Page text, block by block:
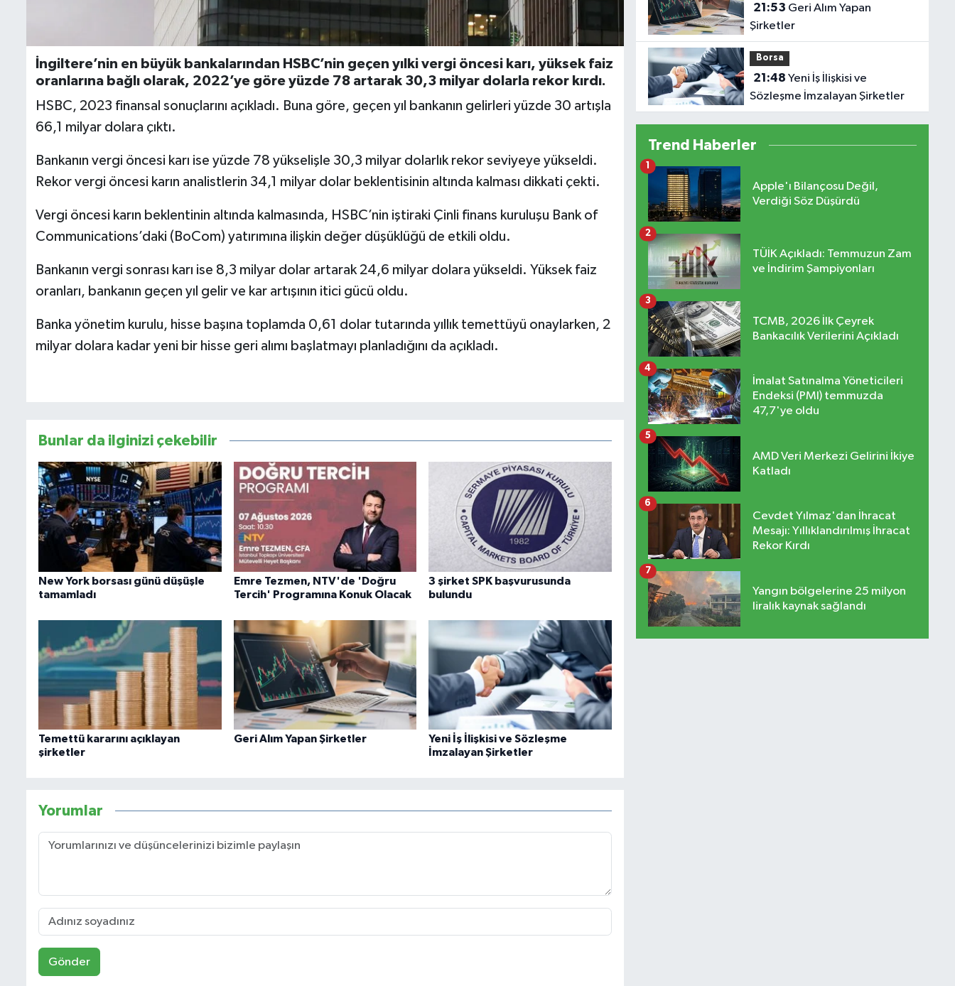
İngiltere’nin en büyük bankalarından HSBC’nin geçen yılki vergi öncesi karı, yüksek faiz
oranlarına bağlı olarak, 2022’ye göre yüzde 78 artarak 30,3 milyar dolarla rekor kırdı.
HSBC, 2023 finansal sonuçlarını açıkladı. Buna göre, geçen yıl bankanın gelirleri yüzde 30 artışla
66,1 milyar dolara çıktı.
Bankanın vergi öncesi karı ise yüzde 78 yükselişle 30,3 milyar dolarlık rekor seviyeye yükseldi.
Rekor vergi öncesi karın analistlerin 34,1 milyar dolar beklentisinin altında kalması dikkati çekti.
Vergi öncesi karın beklentinin altında kalmasında, HSBC’nin iştiraki Çinli finans kuruluşu Bank of
Communications’daki (BoCom) yatırımına ilişkin değer düşüklüğü de etkili oldu.
Bankanın vergi sonrası karı ise 8,3 milyar dolar artarak 24,6 milyar dolara yükseldi. Yüksek faiz
oranları, bankanın geçen yıl gelir ve kar artışının itici gücü oldu.
Banka yönetim kurulu, hisse başına toplamda 0,61 dolar tutarında yıllık temettüyü onaylarken, 2
milyar dolara kadar yeni bir hisse geri alımı başlatmayı planladığını da açıkladı.
Bunlar da ilginizi çekebilir
New York borsası günü düşüşle
tamamladı
Emre Tezmen, NTV'de 'Doğru
Tercih' Programına Konuk Olacak
3 şirket SPK başvurusunda
bulundu
Temettü kararını açıklayan
şirketler
Geri Alım Yapan Şirketler
Yeni İş İlişkisi ve Sözleşme
İmzalayan Şirketler
Yorumlar
Gönder
21:53
Şirketler
Borsa
21:48
Sözleşme İmzalayan Şirketler
Trend Haberler
Apple'ı Bilançosu Değil,
Verdiği Söz Düşürdü
1
TÜİK Açıkladı: Temmuzun Zam
ve İndirim Şampiyonları
2
TCMB, 2026 İlk Çeyrek
Bankacılık Verilerini Açıkladı
3
İmalat Satınalma Yöneticileri
Endeksi (PMI) temmuzda
47,7'ye oldu
4
AMD Veri Merkezi Gelirini İkiye
Katladı
5
Cevdet Yılmaz'dan İhracat
Mesajı: Yıllıklandırılmış İhracat
Rekor Kırdı
6
Yangın bölgelerine 25 milyon
liralık kaynak sağlandı
7